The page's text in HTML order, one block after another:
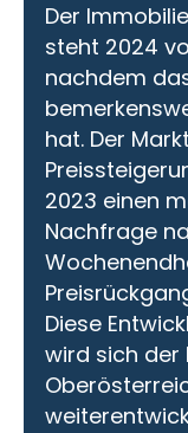
Der
steht 2024
nachdem
hat. Der
2023 einen
Nachfrage
Diese
wird sich der